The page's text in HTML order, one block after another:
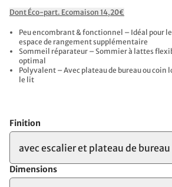
Dont Éco-part. Ecomaison 14,20€
Peu encombrant & fonctionnel – Idéal pour
espace de rangement supplémentaire
Sommeil réparateur – Sommier à lattes
optimal
Polyvalent – Avec plateau de bureau ou coin
le lit
Finition
avec escalier et plateau de bureau
Dimensions